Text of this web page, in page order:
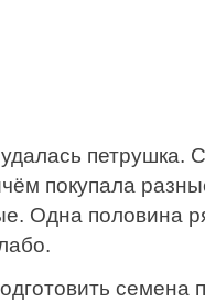
петрушка.
покупала
Одна половина
семена